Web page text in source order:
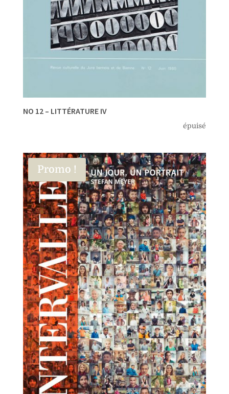
NO 12 – LITTÉRATURE IV
épuisé
Promo !